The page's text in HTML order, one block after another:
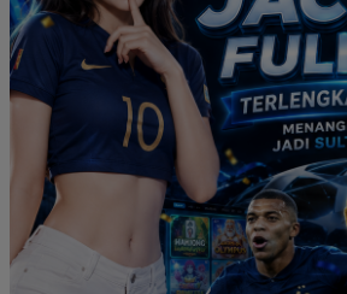
Ribbon Madness
S
Seribu Paras
Silver Cross
Skip Hop
Soohoo
Spectra